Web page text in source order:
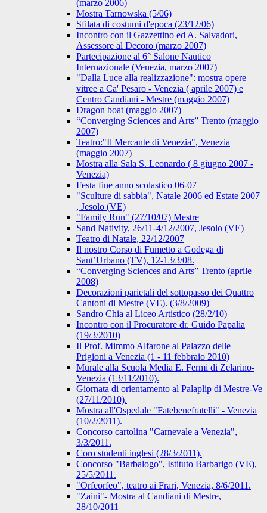
(marzo 2006)
Mostra Tarnowska (5/06)
Sfilata di costumi d'epoca (23/12/06)
Incontro con il Gazzettino ed A. Salvadori,
Assessore al Decoro (marzo 2007)
Partecipazione al 6° Salone Nautico
Internazionale (Venezia, marzo 2007)
"Dalla Luce alla realizzazione": mostra opere
vitree a Ca' Pesaro - Venezia ( aprile 2007) e
Centro Candiani - Mestre (maggio 2007)
Dragon boat (maggio 2007)
“Converging Sciences and Arts” Trento (maggio
2007)
Teatro:"Il Mercante di Venezia", Venezia
(maggio 2007)
Mostra alla Sala S. Leonardo ( 8 giugno 2007 -
Venezia)
Festa fine anno scolastico 06-07
"Sculture di sabbia", Natale 2006 ed Estate 2007
, Jesolo (VE)
"Family Run" (27/10/07) Mestre
Sand Nativity, 26/11-4/12/2007, Jesolo (VE)
Teatro di Natale, 22/12/2007
Il nostro Corso di Fumetto a Godega di
Sant’Urbano (TV), 12-13/3/08.
“Converging Sciences and Arts” Trento (aprile
2008)
Decorazioni parietali del sottopasso dei Quattro
Cantoni di Mestre (VE). (3/8/2009)
Sandro Chia al Liceo Artistico (28/2/10)
Incontro con il Procuratore dr. Guido Papalia
(19/3/2010)
Il Prof. Mimmo Alfarone al Palazzo delle
Prigioni a Venezia (1 - 11 febbraio 2010)
Murale alla Scuola Media E. Fermi di Zelarino-
Venezia (13/11/2010).
Giornata di orientamento al Palaplip di Mestre-Ve
(27/11/2010).
Mostra all'Ospedale "Fatebenefratelli" - Venezia
(10/2/2011).
Concorso cartolina "Carnevale a Venezia",
3/3/2011.
Coro studenti inglesi (28/3/2011).
Concorso "Barbalogo", Istituto Barbarigo (VE),
25/5/2011.
"Orfeorfeo", teatro ai Frari, Venezia, 8/6/2011.
"Zaini"- Mostra al Candiani di Mestre,
28/10/2011